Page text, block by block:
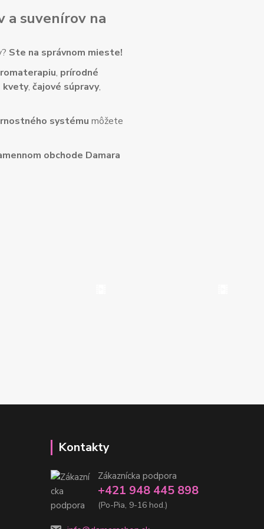
a suvenírov na
Ste na správnom mieste!
, prírodné
kvety, čajové súpravy,
systému môžete
obchode Damara
Kontakty
Zákaznícka podpora
+421 948 445 898
(Po-Pia, 9-16 hod.)